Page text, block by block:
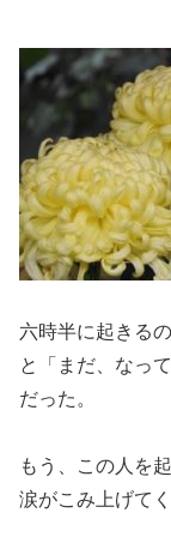
六時半に起きる
と「まだ、なっ
だった。
もう、この人を
涙がこみ上げてく